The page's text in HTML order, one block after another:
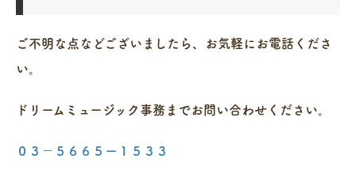
ご不明な点などございましたら、お気軽にお電話くださ
い。
ドリームミュージック事務までお問い合わせください。
０３－５６６５ー１５３３